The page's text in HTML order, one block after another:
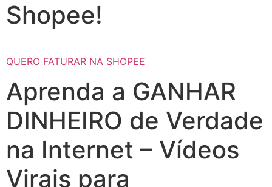
Shopee!
QUERO FATURAR NA SHOPEE
Aprenda a GANHAR
DINHEIRO de Verdade
na Internet – Vídeos
Virais para